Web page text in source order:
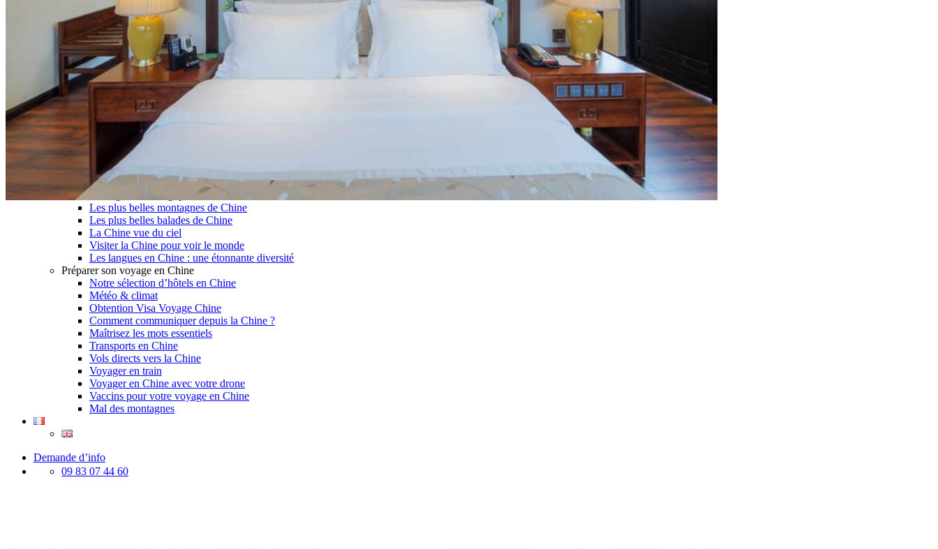
Automne
Hiver
Infos pratiques
Notre agence
Notre agence en Chine
Réseau Asian Roads
Garanties et engagements Asian Roads
Avis de nos voyageurs
Voyages d’affaires en Chine
Voyage scolaire et culturel en Chine
La Chine & ses secrets
Présentation de la Chine
Cuisines de Chine
Les Minorités Ethniques Chinoises
Fêtes traditionnelles & vacances en Chine
Les signes astrologiques Chinois
Les plus belles montagnes de Chine
Les plus belles balades de Chine
La Chine vue du ciel
Visiter la Chine pour voir le monde
Les langues en Chine : une étonnante diversité
Préparer son voyage en Chine
Notre sélection d’hôtels en Chine
Météo & climat
Obtention Visa Voyage Chine
Comment communiquer depuis la Chine ?
Maîtrisez les mots essentiels
Transports en Chine
Vols directs vers la Chine
Voyager en train
Voyager en Chine avec votre drone
Vaccins pour votre voyage en Chine
Mal des montagnes
Demande d’info
09 83 07 44 60